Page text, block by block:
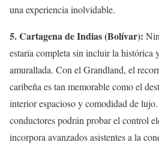
una experiencia inolvidable.
5. Cartagena de Indias (Bolívar):
estaría completa sin incluir la histórica
amurallada. Con el Grandland, el
caribeña es tan memorable como el
interior espacioso y comodidad de
conductores podrán probar el control
incorpora avanzados asistentes a la